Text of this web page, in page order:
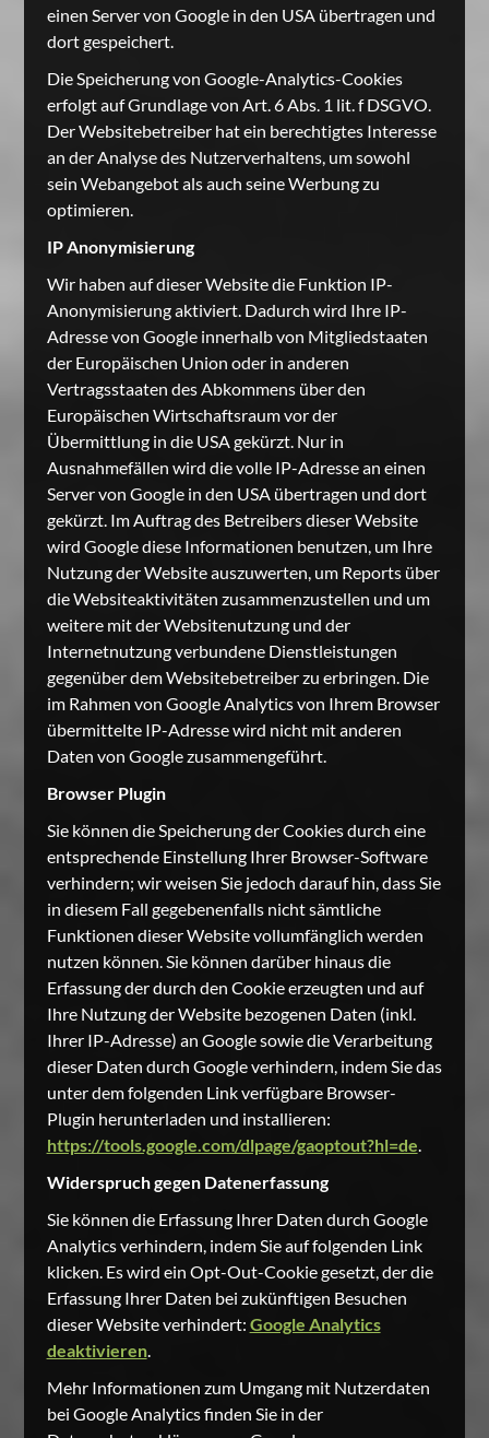
einen Server von Google in den USA übertragen und
dort gespeichert.
Die Speicherung von Google-Analytics-Cookies
erfolgt auf Grundlage von Art. 6 Abs. 1 lit. f DSGVO.
Der Websitebetreiber hat ein berechtigtes Interesse
an der Analyse des Nutzerverhaltens, um sowohl
sein Webangebot als auch seine Werbung zu
optimieren.
IP Anonymisierung
Wir haben auf dieser Website die Funktion IP-
Anonymisierung aktiviert. Dadurch wird Ihre IP-
Adresse von Google innerhalb von Mitgliedstaaten
der Europäischen Union oder in anderen
Vertragsstaaten des Abkommens über den
Europäischen Wirtschaftsraum vor der
Übermittlung in die USA gekürzt. Nur in
Ausnahmefällen wird die volle IP-Adresse an einen
Server von Google in den USA übertragen und dort
gekürzt. Im Auftrag des Betreibers dieser Website
wird Google diese Informationen benutzen, um Ihre
Nutzung der Website auszuwerten, um Reports über
die Websiteaktivitäten zusammenzustellen und um
weitere mit der Websitenutzung und der
Internetnutzung verbundene Dienstleistungen
gegenüber dem Websitebetreiber zu erbringen. Die
im Rahmen von Google Analytics von Ihrem Browser
übermittelte IP-Adresse wird nicht mit anderen
Daten von Google zusammengeführt.
Browser Plugin
Sie können die Speicherung der Cookies durch eine
entsprechende Einstellung Ihrer Browser-Software
verhindern; wir weisen Sie jedoch darauf hin, dass Sie
in diesem Fall gegebenenfalls nicht sämtliche
Funktionen dieser Website vollumfänglich werden
nutzen können. Sie können darüber hinaus die
Erfassung der durch den Cookie erzeugten und auf
Ihre Nutzung der Website bezogenen Daten (inkl.
Ihrer IP-Adresse) an Google sowie die Verarbeitung
dieser Daten durch Google verhindern, indem Sie das
unter dem folgenden Link verfügbare Browser-
Plugin herunterladen und installieren:
https://tools.google.com/dlpage/gaoptout?hl=de.
Widerspruch gegen Datenerfassung
Sie können die Erfassung Ihrer Daten durch Google
Analytics verhindern, indem Sie auf folgenden Link
klicken. Es wird ein Opt-Out-Cookie gesetzt, der die
Erfassung Ihrer Daten bei zukünftigen Besuchen
dieser Website verhindert: Google Analytics
deaktivieren.
Mehr Informationen zum Umgang mit Nutzerdaten
bei Google Analytics finden Sie in der